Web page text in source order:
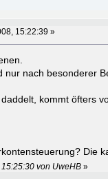
15:22:39 »
nur nach besonderer
kommt öfters
Die
von UweHB»